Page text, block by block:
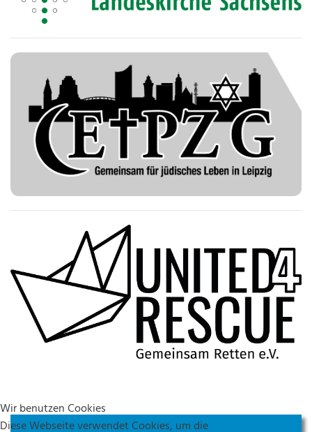
Wir benutzen Cookies
Diese Webseite verwendet Cookies, um die